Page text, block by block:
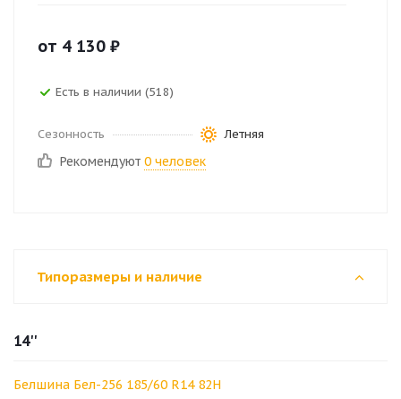
от 4 130 ₽
Есть в наличии (518)
Сезонность Летняя
Рекомендуют 0 человек
Типоразмеры и наличие
14''
Белшина Бел-256 185/60 R14 82H